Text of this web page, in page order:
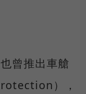
曾推出車艙
），